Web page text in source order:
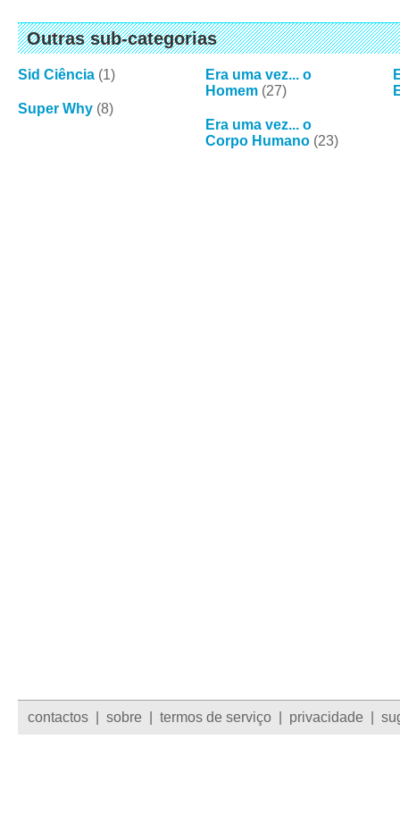
Outras sub-categorias
Sid Ciência (1)
Super Why (8)
Era uma vez... o
Homem (27)
Era uma vez... o
Corpo Humano (23)
contactos sobre termos de serviço privacidade